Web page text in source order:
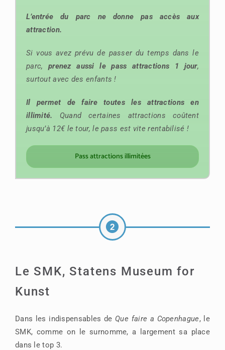
L’entrée du parc ne donne pas accès aux
attraction.
Si vous avez prévu de passer du temps dans le
parc, prenez aussi le pass attractions 1 jour,
surtout avec des enfants !
Il permet de faire toutes les attractions en
illimité. Quand certaines attractions coûtent
jusqu’à 12€ le tour, le pass est vite rentabilisé !
Pass attractions illimitées
Le SMK, Statens Museum for
Kunst
Dans les indispensables de Que faire a Copenhague, le
SMK, comme on le surnomme, a largement sa place
dans le top 3.